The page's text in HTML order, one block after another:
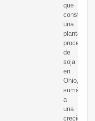
que
construirá
una
planta
de
soja
en
Ohio,
a
una
creciente